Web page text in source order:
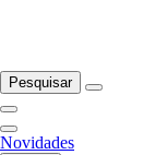
Pesquisar
Novidades